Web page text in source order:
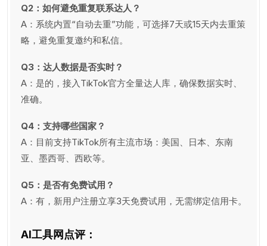
Q2：如何避免重复联系达人？
A：系统内置“自动去重”功能，可选择7天或15天内去重策
略，避免重复邀约和私信。
Q3：达人数据是否实时？
A：是的，接入TikTok官方全量达人库，确保数据实时、
准确。
Q4：支持哪些国家？
A：目前支持TikTok所有主流市场：美国、日本、东南
亚、墨西哥、西欧等。
Q5：是否有免费试用？
A：有，新用户注册立享3天免费试用，无需绑定信用卡。
AI工具网点评：